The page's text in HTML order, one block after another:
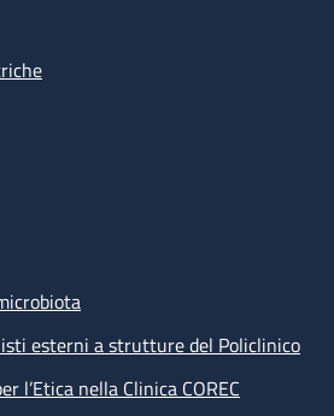
esterni a strutture del Policlinico
l’Etica nella Clinica COREC